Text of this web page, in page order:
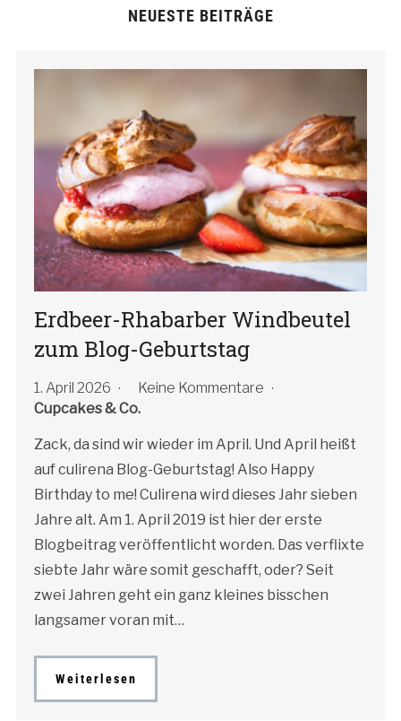
NEUESTE BEITRÄGE
Erdbeer-Rhabarber Windbeutel
zum Blog-Geburtstag
1. April 2026
Keine Kommentare
Cupcakes & Co.
Zack, da sind wir wieder im April. Und April heißt
auf culirena Blog-Geburtstag! Also Happy
Birthday to me! Culirena wird dieses Jahr sieben
Jahre alt. Am 1. April 2019 ist hier der erste
Blogbeitrag veröffentlicht worden. Das verflixte
siebte Jahr wäre somit geschafft, oder? Seit
zwei Jahren geht ein ganz kleines bisschen
langsamer voran mit…
Weiterlesen